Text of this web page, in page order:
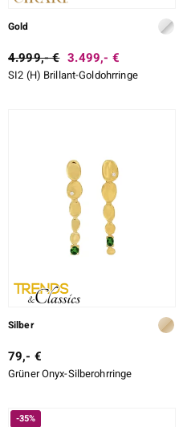
Gold
4.999,- € 3.499,- €
SI2 (H) Brillant-Goldohrringe
Silber
79,- €
Grüner Onyx-Silberohrringe
-35%